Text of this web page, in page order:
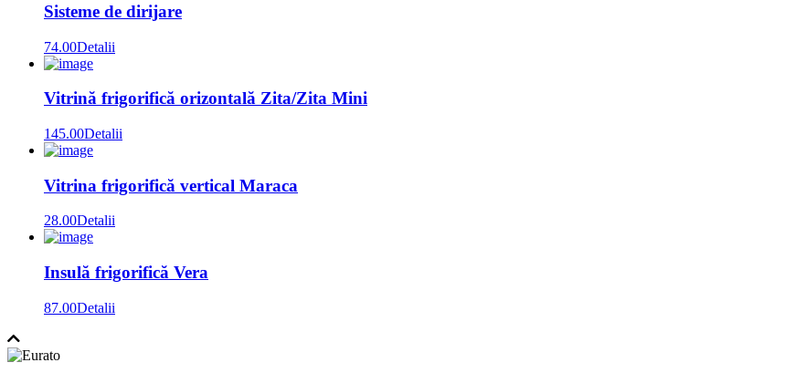
Sisteme de dirijare
74.00Detalii
Vitrină frigorifică orizontală Zita/Zita Mini
145.00Detalii
Vitrina frigorifică vertical Maraca
28.00Detalii
Insulă frigorifică Vera
87.00Detalii